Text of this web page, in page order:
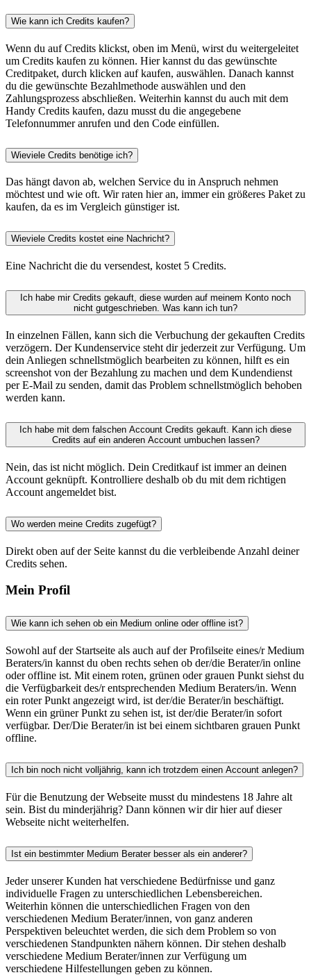
Wie kann ich Credits kaufen?
Wenn du auf Credits klickst, oben im Menü, wirst du weitergeleitet
um Credits kaufen zu können. Hier kannst du das gewünschte
Creditpaket, durch klicken auf kaufen, auswählen. Danach kannst
du die gewünschte Bezahlmethode auswählen und den
Zahlungsprozess abschließen. Weiterhin kannst du auch mit dem
Handy Credits kaufen, dazu musst du die angegebene
Telefonnummer anrufen und den Code einfüllen.
Wieviele Credits benötige ich?
Das hängt davon ab, welchen Service du in Anspruch nehmen
möchtest und wie oft. Wir raten hier an, immer ein größeres Paket zu
kaufen, da es im Vergleich günstiger ist.
Wieviele Credits kostet eine Nachricht?
Eine Nachricht die du versendest, kostet 5 Credits.
Ich habe mir Credits gekauft, diese wurden auf meinem Konto noch
nicht gutgeschrieben. Was kann ich tun?
In einzelnen Fällen, kann sich die Verbuchung der gekauften Credits
verzögern. Der Kundenservice steht dir jederzeit zur Verfügung. Um
dein Anliegen schnellstmöglich bearbeiten zu können, hilft es ein
screenshot von der Bezahlung zu machen und dem Kundendienst
per E-Mail zu senden, damit das Problem schnellstmöglich behoben
werden kann.
Ich habe mit dem falschen Account Credits gekauft. Kann ich diese
Credits auf ein anderen Account umbuchen lassen?
Nein, das ist nicht möglich. Dein Creditkauf ist immer an deinen
Account geknüpft. Kontrolliere deshalb ob du mit dem richtigen
Account angemeldet bist.
Wo werden meine Credits zugefügt?
Direkt oben auf der Seite kannst du die verbleibende Anzahl deiner
Credits sehen.
Mein Profil
Wie kann ich sehen ob ein Medium online oder offline ist?
Sowohl auf der Startseite als auch auf der Profilseite eines/r Medium
Beraters/in kannst du oben rechts sehen ob der/die Berater/in online
oder offline ist. Mit einem roten, grünen oder grauen Punkt siehst du
die Verfügbarkeit des/r entsprechenden Medium Beraters/in. Wenn
ein roter Punkt angezeigt wird, ist der/die Berater/in beschäftigt.
Wenn ein grüner Punkt zu sehen ist, ist der/die Berater/in sofort
verfügbar. Der/Die Berater/in ist bei einem sichtbaren grauen Punkt
offline.
Ich bin noch nicht volljährig, kann ich trotzdem einen Account anlegen?
Für die Benutzung der Webseite musst du mindestens 18 Jahre alt
sein. Bist du minderjährig? Dann können wir dir hier auf dieser
Webseite nicht weiterhelfen.
Ist ein bestimmter Medium Berater besser als ein anderer?
Jeder unserer Kunden hat verschiedene Bedürfnisse und ganz
individuelle Fragen zu unterschiedlichen Lebensbereichen.
Weiterhin können die unterschiedlichen Fragen von den
verschiedenen Medium Berater/innen, von ganz anderen
Perspektiven beleuchtet werden, die sich dem Problem so von
verschiedenen Standpunkten nähern können. Dir stehen deshalb
verschiedene Medium Berater/innen zur Verfügung um
verschiedene Hilfestellungen geben zu können.